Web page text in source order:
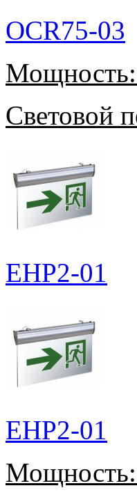
OCR75-03
Мощность:
Световой
EHP2-01
EHP2-01
Мощность: